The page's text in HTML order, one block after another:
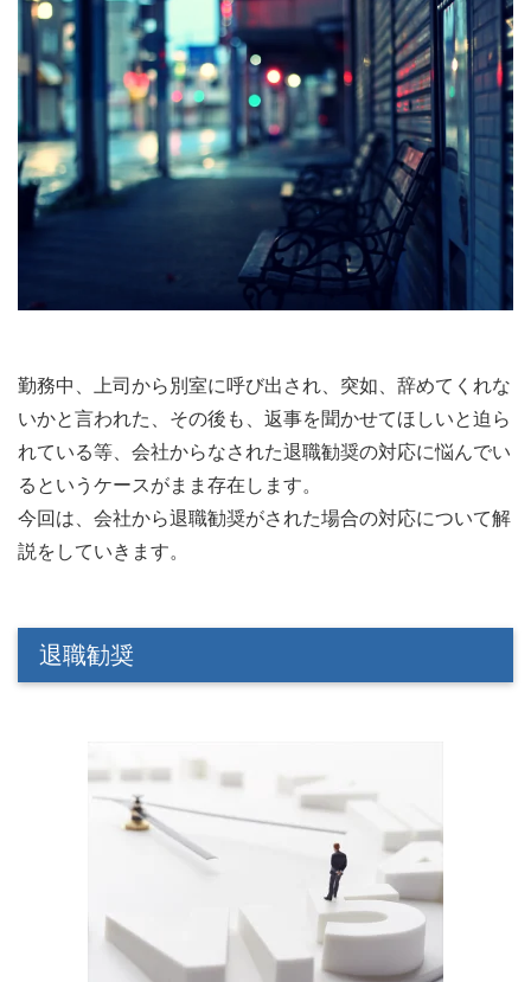
勤務中、上司から別室に呼び出され、突如、辞めてくれな
いかと言われた、その後も、返事を聞かせてほしいと迫ら
れている等、会社からなされた退職勧奨の対応に悩んでい
るというケースがまま存在します。
今回は、会社から退職勧奨がされた場合の対応について解
説をしていきます。
退職勧奨